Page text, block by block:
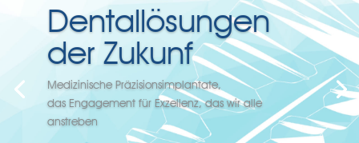
Dentallösungen
der Zukunf
Medizinische Präzisionsimplantate,
das Engagement für Exzellenz, das wir alle
anstreben